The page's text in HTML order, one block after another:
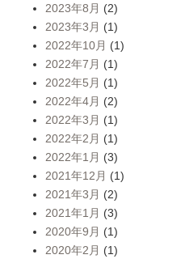
2023年8月 (2)
2023年3月 (1)
2022年10月 (1)
2022年7月 (1)
2022年5月 (1)
2022年4月 (2)
2022年3月 (1)
2022年2月 (1)
2022年1月 (3)
2021年12月 (1)
2021年3月 (2)
2021年1月 (3)
2020年9月 (1)
2020年2月 (1)